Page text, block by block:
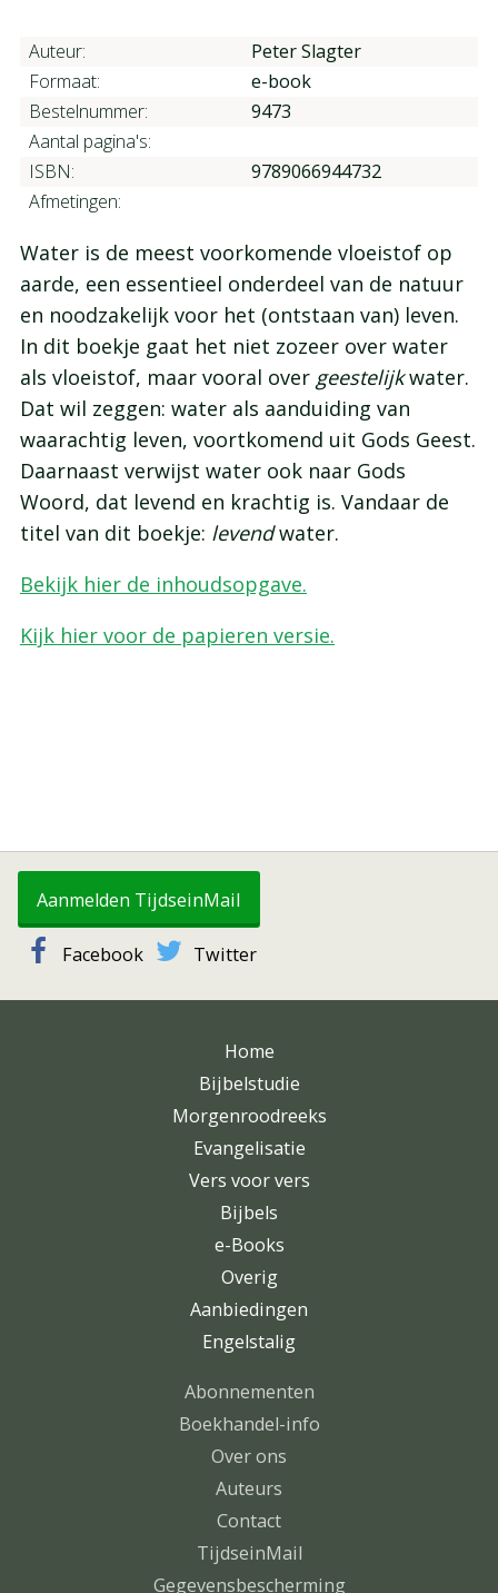
Auteur:
Peter Slagter
Formaat:
e-book
Bestelnummer:
9473
Aantal pagina's:
ISBN:
9789066944732
Afmetingen:
Water is de meest voorkomende vloeistof op
aarde, een essentieel onderdeel van de natuur
en noodzakelijk voor het (ontstaan van) leven.
In dit boekje gaat het niet zozeer over water
als vloeistof, maar vooral over geestelijkwater.
Dat wil zeggen: water als aanduiding van
waarachtig leven, voortkomend uit Gods Geest.
Daarnaast verwijst water ook naar Gods
Woord, dat levend en krachtig is. Vandaar de
titel van dit boekje: levendwater.
Bekijk hier de inhoudsopgave.
Kijk hier voor de papieren versie.
Aanmelden TijdseinMail
Facebook Twitter
Home
Bijbelstudie
Morgenroodreeks
Evangelisatie
Vers voor vers
Bijbels
e-Books
Overig
Aanbiedingen
Engelstalig
Abonnementen
Boekhandel-info
Over ons
Auteurs
Contact
TijdseinMail
Gegevensbescherming